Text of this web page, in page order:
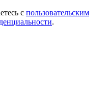
с пользовательским
.